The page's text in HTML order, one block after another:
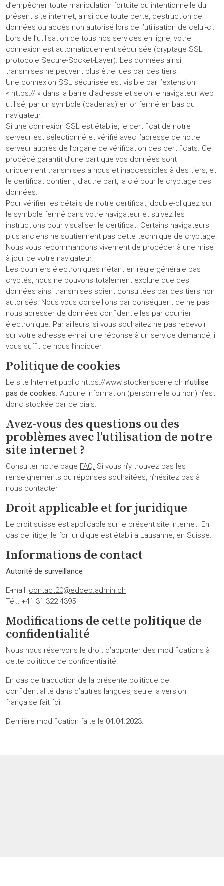
d’empêcher toute manipulation fortuite ou intentionnelle du
présent site internet, ainsi que toute perte, destruction de
données ou accès non autorisé lors de l’utilisation de celui-ci.
Lors de l’utilisation de tous nos services en ligne, votre
connexion est automatiquement sécurisée (cryptage SSL –
protocole Secure-Socket-Layer). Les données ainsi
transmises ne peuvent plus être lues par des tiers.
Une connexion SSL sécurisée est visible par l’extension
« https:// » dans la barre d’adresse et selon le navigateur web
utilisé, par un symbole (cadenas) en or fermé en bas du
navigateur.
Si une connexion SSL est établie, le certificat de notre
serveur est sélectionné et vérifié avec l’adresse de notre
serveur auprès de l’organe de vérification des certificats. Ce
procédé garantit d’une part que vos données sont
uniquement transmises à nous et inaccessibles à des tiers, et
le certificat contient, d’autre part, la clé pour le cryptage des
données.
Pour vérifier les détails de notre certificat, double-cliquez sur
le symbole fermé dans votre navigateur et suivez les
instructions pour visualiser le certificat. Certains navigateurs
plus anciens ne soutiennent pas cette technique de cryptage.
Nous vous recommandons vivement de procéder à une mise
à jour de votre navigateur.
Les courriers électroniques n’étant en règle générale pas
cryptés, nous ne pouvons totalement exclure que des
données ainsi transmises soient consultées par des tiers non
autorisés. Nous vous conseillons par conséquent de ne pas
nous adresser de données confidentielles par courrier
électronique. Par ailleurs, si vous souhaitez ne pas recevoir
sur votre adresse e-mail une réponse à un service demandé, il
vous suffit de nous l’indiquer.
Politique de cookies
Le site Internet public https://www.stockenscene.ch n’utilise
pas de cookies. Aucune information (personnelle ou non) n’est
donc stockée par ce biais.
Avez-vous des questions ou des
problèmes avec l’utilisation de notre
site internet ?
Consulter notre page FAQ. Si vous n’y trouvez pas les
renseignements ou réponses souhaitées, n’hésitez pas à
nous contacter.
Droit applicable et for juridique
Le droit suisse est applicable sur le présent site internet. En
cas de litige, le for juridique est établi à Lausanne, en Suisse.
Informations de contact
Autorité de surveillance
E-mail: contact20@edoeb.admin.ch
Tél.: +41 31 322 4395
Modifications de cette politique de
confidentialité
Nous nous réservons le droit d’apporter des modifications à
cette politique de confidentialité.
En cas de traduction de la présente politique de
confidentialité dans d’autres langues, seule la version
française fait foi.
Dernière modification faite le 04.04.2023.